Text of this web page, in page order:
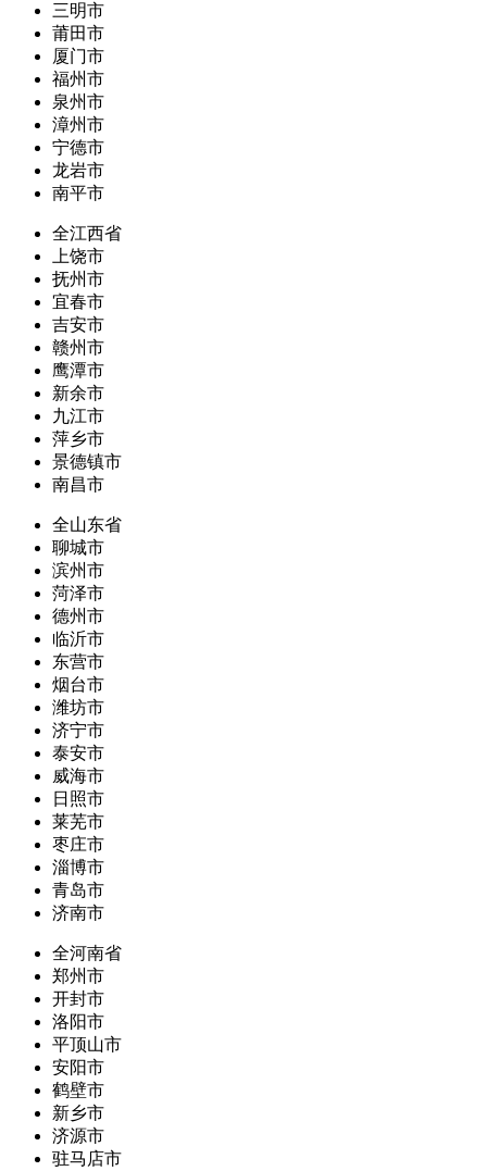
三明市
莆田市
厦门市
福州市
泉州市
漳州市
宁德市
龙岩市
南平市
全江西省
上饶市
抚州市
宜春市
吉安市
赣州市
鹰潭市
新余市
九江市
萍乡市
景德镇市
南昌市
全山东省
聊城市
滨州市
菏泽市
德州市
临沂市
东营市
烟台市
潍坊市
济宁市
泰安市
威海市
日照市
莱芜市
枣庄市
淄博市
青岛市
济南市
全河南省
郑州市
开封市
洛阳市
平顶山市
安阳市
鹤壁市
新乡市
济源市
驻马店市